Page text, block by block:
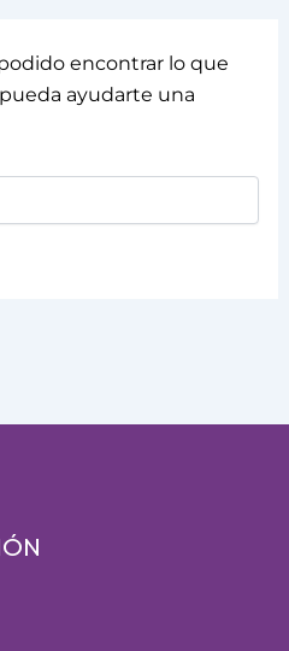
encontrar lo que
ayudarte una